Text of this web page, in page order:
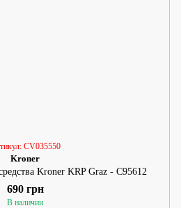
CV035550
Kroner
Kroner KRP Graz - C95612
690 грн
В наличии